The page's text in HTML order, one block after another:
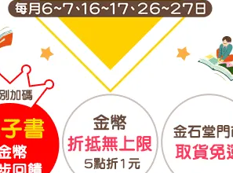
難以忘懷。）
變得平和）；